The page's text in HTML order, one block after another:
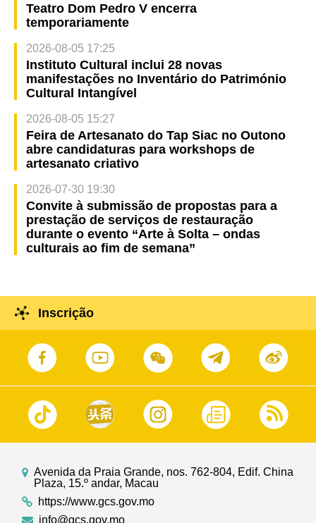
Teatro Dom Pedro V encerra
temporariamente
2026-08-05 17:25
Instituto Cultural inclui 28 novas
manifestações no Inventário do Património
Cultural Intangível
2026-08-05 15:27
Feira de Artesanato do Tap Siac no Outono
abre candidaturas para workshops de
artesanato criativo
2026-07-30 19:30
Convite à submissão de propostas para a
prestação de serviços de restauração
durante o evento “Arte à Solta – ondas
culturais ao fim de semana”
Inscrição
Avenida da Praia Grande, nos. 762-804, Edif. China
Plaza, 15.º andar, Macau
https://www.gcs.gov.mo
info@gcs.gov.mo